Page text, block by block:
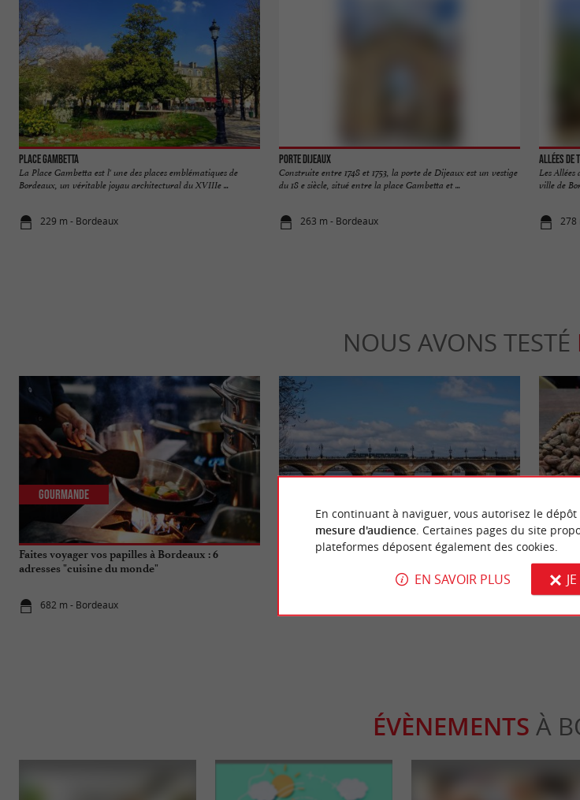
Place Gambetta
La Place Gambetta est l' une des places emblématiques de
Bordeaux, un véritable joyau architectural du XVIIIe ...
229 m - Bordeaux
Porte Dijeaux
Construite entre 1748 et 1753, la porte de Dijeaux est un vestige
du 18 e siècle, situé entre la place Gambetta et ...
263 m - Bordeaux
Allées de
Les
ville de
278
NOUS AVONS TESTÉ
Faites voyager vos papilles à Bordeaux : 6
adresses "cuisine du monde"
682 m - Bordeaux
Gourmande
Travaux du Pont de Pierre à Bordeaux : Tout ce
Festival
ÉVÈNEMENTS À
En continuant à naviguer, vous autorisez le
mesure d'audience. Certaines pages du site
plateformes déposent également des cookies.
EN SAVOIR PLUS